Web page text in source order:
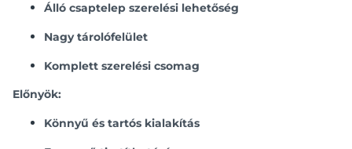
Álló csaptelep szerelési lehetőség
Nagy tárolófelület
Komplett szerelési csomag
Előnyök:
Könnyű és tartós kialakítás